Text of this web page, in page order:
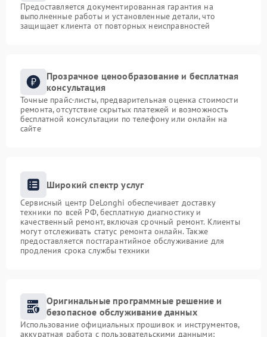
Предоставляется документированная гарантия на
выполненные работы и установленные детали, что
защищает клиента от повторных неисправностей
Прозрачное ценообразование и бесплатная
консультация
Точные прайс-листы, предварительная оценка стоимости
ремонта, отсутствие скрытых платежей и возможность
бесплатной консультации по телефону или онлайн на
сайте
Широкий спектр услуг
Сервисный центр DeLonghi обеспечивает доставку
техники по всей РФ, бесплатную диагностику и
качественный ремонт, включая срочный ремонт. Клиенты
могут отслеживать статус ремонта онлайн. Также
предоставляется постгарантийное обслуживание для
продления срока службы техники
Оригинальные программные решение и
безопасное обслуживание данных
Использование официальных прошивок и инструментов,
аккуратная работа с пользовательскими данными: